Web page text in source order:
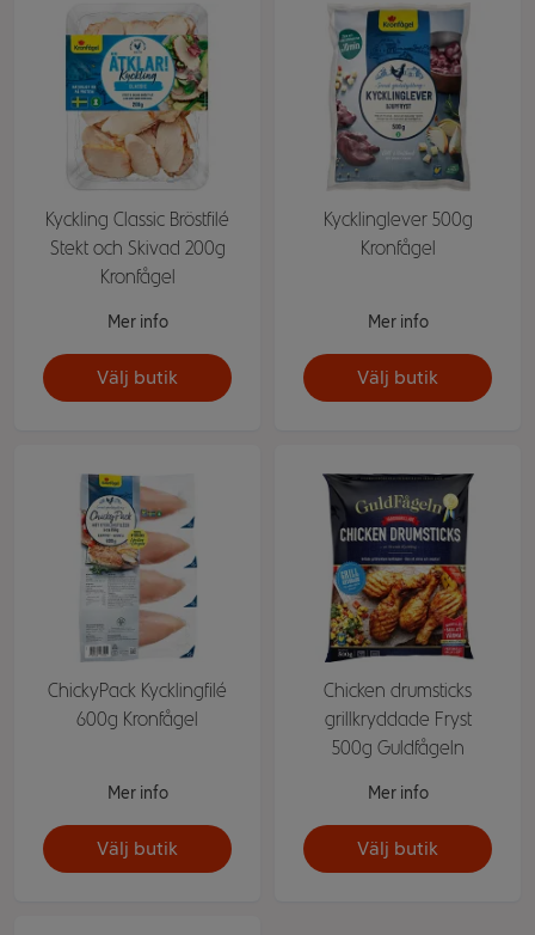
Kyckling Classic Bröstfilé
Stekt och Skivad 200g
Kronfågel
Mer info
Välj butik
Kycklinglever 500g
Kronfågel
Mer info
Välj butik
ChickyPack Kycklingfilé
600g Kronfågel
Mer info
Välj butik
Chicken drumsticks
grillkryddade Fryst
500g Guldfågeln
Mer info
Välj butik